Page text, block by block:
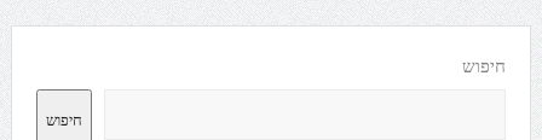
חיפוש
חיפוש